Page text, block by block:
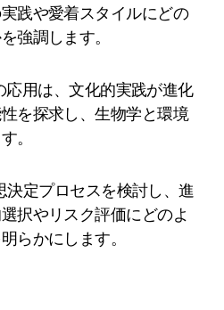
践や愛着スタイルにどの
強調します。
用は、文化的実践が進化
を探求し、生物学と環境
。
定プロセスを検討し、進
択やリスク評価にどのよ
らかにします。